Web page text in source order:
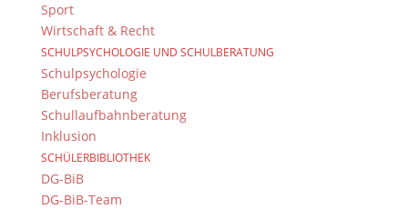
Sport
Wirtschaft & Recht
SCHULPSYCHOLOGIE UND SCHULBERATUNG
Schulpsychologie
Berufsberatung
Schullaufbahnberatung
Inklusion
SCHÜLERBIBLIOTHEK
DG-BiB
DG-BiB-Team
© 2015-2017 Dientzenhofer-Gymnasium Bamberg -
Von Hand erstellt. Mit viel